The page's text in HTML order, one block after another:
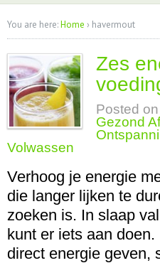
You are here:Home › havermout
Zes
Posted on
Gezond
Volwassen
Verhoog je energie
die langer lijken te
zoeken is. In slaap
kunt er iets aan
direct energie